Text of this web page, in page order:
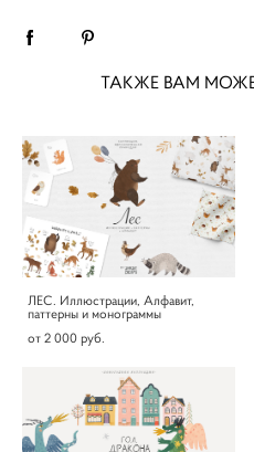
ТАКЖЕ ВАМ
ЛЕС. Иллюстрации, Алфавит,
паттерны и монограммы
от 2 000 pуб.